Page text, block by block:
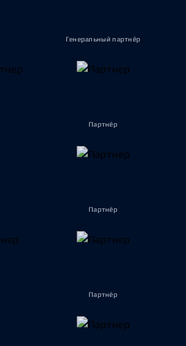
Генеральный партнёр
Партнёр
Партнёр
Партнёр